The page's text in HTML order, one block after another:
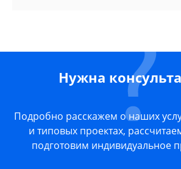
Нужна
Подробно расскажем о наших
и типовых проектах,
подготовим индивидуальное